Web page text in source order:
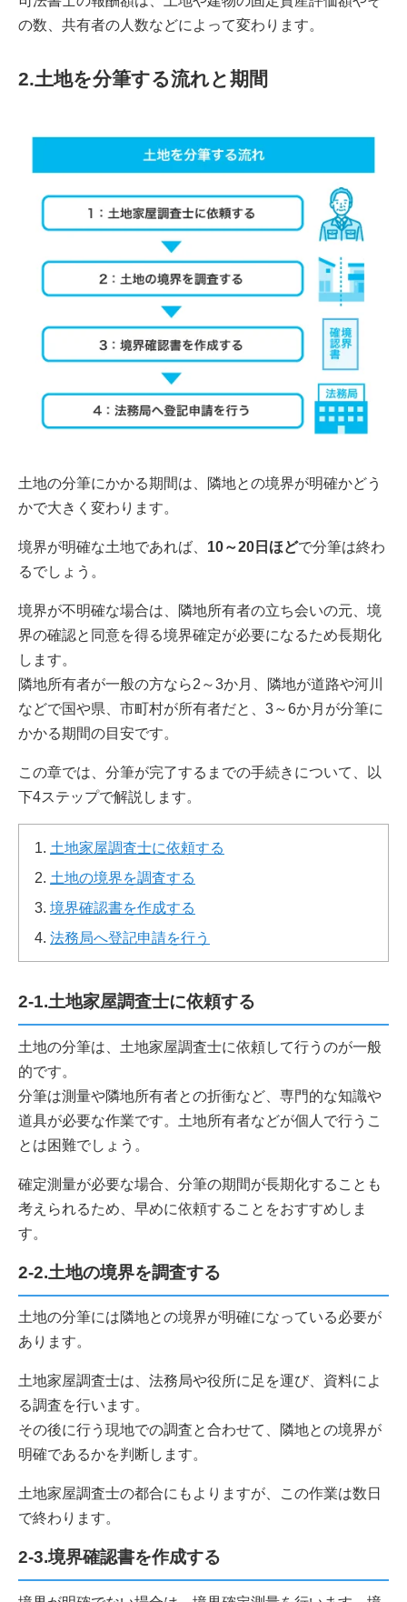
の数、共有者の人数などによって変わります。
2.土地を分筆する流れと期間
土地の分筆にかかる期間は、隣地との境界が明確かどう
かで大きく変わります。
境界が明確な土地であれば、 10～20日ほどで分筆は終わ
るでしょう。
境界が不明確な場合は、隣地所有者の立ち会いの元、境
界の確認と同意を得る境界確定が必要になるため長期化
します。
隣地所有者が一般の方なら2～3か月、隣地が道路や河川
などで国や県、市町村が所有者だと、3～6か月が分筆に
かかる期間の目安です。
この章では、分筆が完了するまでの手続きについて、以
下4ステップで解説します。
土地家屋調査士に依頼する
土地の境界を調査する
境界確認書を作成する
法務局へ登記申請を行う
2-1.土地家屋調査士に依頼する
土地の分筆は、土地家屋調査士に依頼して行うのが一般
的です。
分筆は測量や隣地所有者との折衝など、専門的な知識や
道具が必要な作業です。土地所有者などが個人で行うこ
とは困難でしょう。
確定測量が必要な場合、分筆の期間が長期化することも
考えられるため、早めに依頼することをおすすめしま
す。
2-2.土地の境界を調査する
土地の分筆には隣地との境界が明確になっている必要が
あります。
土地家屋調査士は、法務局や役所に足を運び、資料によ
る調査を行います。
その後に行う現地での調査と合わせて、隣地との境界が
明確であるかを判断します。
土地家屋調査士の都合にもよりますが、この作業は数日
で終わります。
2-3.境界確認書を作成する